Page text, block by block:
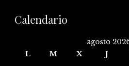
Calendario
agosto
L
M X J